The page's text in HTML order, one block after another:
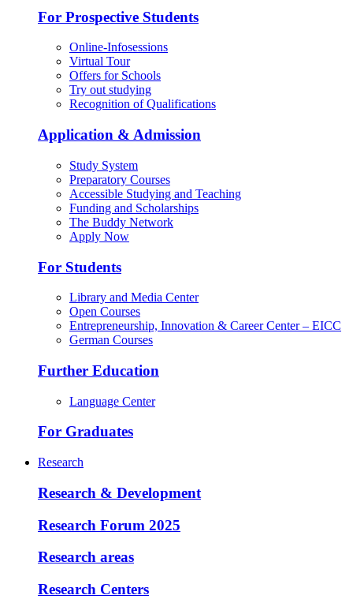
For Prospective Students
Online-Infosessions
Virtual Tour
Offers for Schools
Try out studying
Recognition of Qualifications
Application & Admission
Study System
Preparatory Courses
Accessible Studying and Teaching
Funding and Scholarships
The Buddy Network
Apply Now
For Students
Library and Media Center
Open Courses
Entrepreneurship, Innovation & Career Center – EICC
German Courses
Further Education
Language Center
For Graduates
Research
Research & Development
Research Forum 2025
Research areas
Research Centers